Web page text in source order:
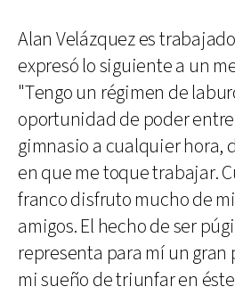
Alan Velázquez es
expresó lo siguiente a un
"Tengo un régimen de
oportunidad de poder
gimnasio a cualquier hora,
en que me toque trabajar.
franco disfruto mucho de
amigos. El hecho de ser
representa para mí un
mi sueño de triunfar en